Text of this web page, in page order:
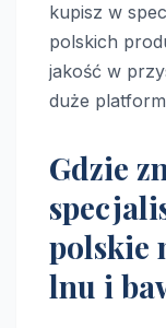
kupisz w
polskich
jakość w
duże
Gdzie
polskie
lnu i